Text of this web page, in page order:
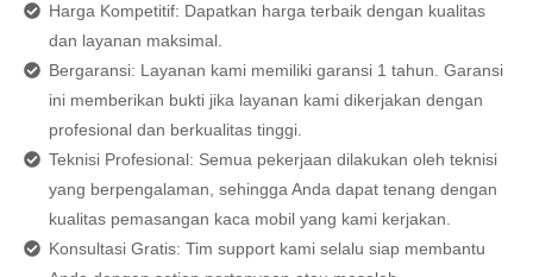
Harga Kompetitif: Dapatkan harga terbaik dengan kualitas
dan layanan maksimal.
Bergaransi: Layanan kami memiliki garansi 1 tahun. Garansi
ini memberikan bukti jika layanan kami dikerjakan dengan
profesional dan berkualitas tinggi.
Teknisi Profesional: Semua pekerjaan dilakukan oleh teknisi
yang berpengalaman, sehingga Anda dapat tenang dengan
kualitas pemasangan kaca mobil yang kami kerjakan.
Konsultasi Gratis: Tim support kami selalu siap membantu